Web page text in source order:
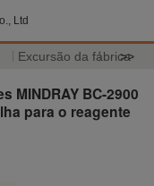
Ltd
Excursão da fábrica
>>
MINDRAY BC-2900
para o reagente